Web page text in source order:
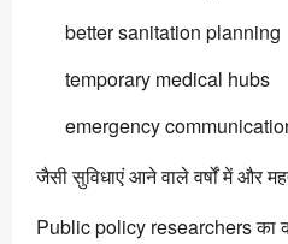
better sanitation planning
temporary medical hubs
emergency
जैसी सुविधाएं आने वाले वर्षों में और
Public policy researchers का